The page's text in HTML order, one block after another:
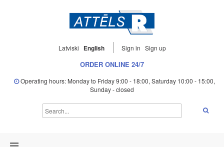
Latviski English Sign in Sign up
ORDER ONLINE 24/7
Operating hours: Monday to Friday 9:00 - 18:00, Saturday 10:00 - 15:00,
Sunday - closed